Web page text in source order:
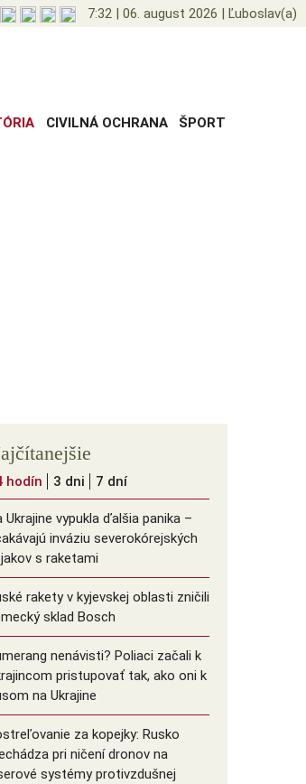
7:32 | 06. august 2026 | Ľuboslav(a)
CIVILNÁ OCHRANA ŠPORT
hodín 3 dni 7 dní
Ukrajine vypukla ďalšia panika –
inváziu severokórejských
s raketami
rakety v kyjevskej oblasti zničili
sklad Bosch
nenávisti? Poliaci začali k
pristupovať tak, ako oni k
na Ukrajine
za kopejky: Rusko
pri ničení dronov na
systémy protivzdušnej